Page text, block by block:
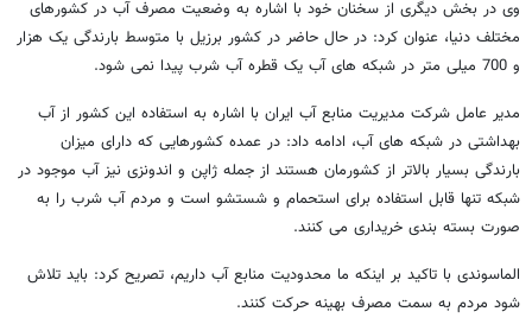
وی در بخش دیگری از سخنان خود با اشاره به وضعیت مصرف آب در کشورهای
مختلف دنیا، عنوان کرد: در حال حاضر در کشور برزیل با متوسط بارندگی یک هزار
و 700 میلی متر در شبکه های آب یک قطره آب شرب پیدا نمی شود.
مدیر عامل شرکت مدیریت منابع آب ایران با اشاره به استفاده این کشور از آب
بهداشتی در شبکه های آب، ادامه داد: در عمده کشورهایی که دارای میزان
بارندگی بسیار بالاتر از کشورمان هستند از جمله ژاپن و اندونزی نیز آب موجود در
شبکه تنها قابل استفاده برای استحمام و شستشو است و مردم آب شرب را به
صورت بسته بندی خریداری می کنند.
الماسوندی با تاکید بر اینکه ما محدودیت منابع آب داریم، تصریح کرد: باید تلاش
شود مردم به سمت مصرف بهینه حرکت کنند.